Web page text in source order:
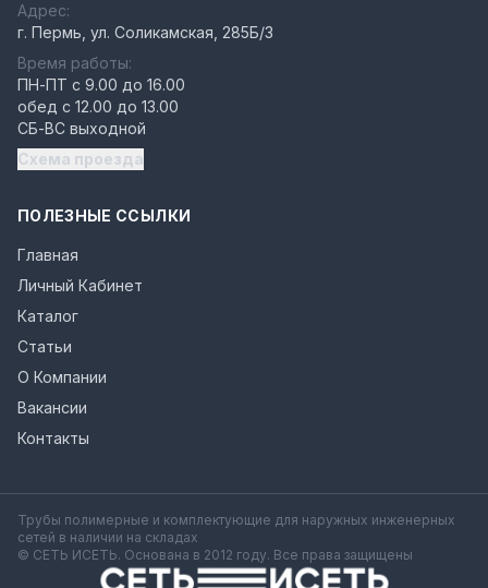
Адрес:
г. Пермь, ул. Соликамская, 285Б/3
Время работы:
ПН-ПТ с 9.00 до 16.00
обед с 12.00 до 13.00
СБ-ВС выходной
Схема проезда
ПОЛЕЗНЫЕ ССЫЛКИ
Главная
Личный Кабинет
Каталог
Статьи
О Компании
Вакансии
Контакты
Трубы полимерные и комплектующие для наружных инженерных
сетей в наличии на складах
© СЕТЬ ИСЕТЬ. Основана в 2012 году. Все права защищены